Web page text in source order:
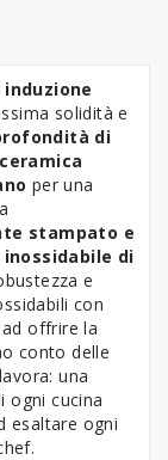
solidità e
di
per una
stampato e
di
e
con
offrire la
conto delle
una
ogni cucina
esaltare ogni